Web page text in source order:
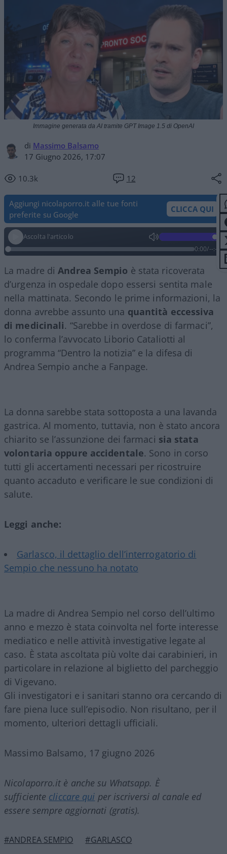
di Massimo Balsamo
17 Giugno 2026, 17:07
10.3k 12
Immagine generata da AI tramite GPT Image 1.5 di OpenAI
Aggiungi nicolaporro.it alle tue fonti
preferite su Google
CLICCA QUI
Ascolta l'articolo
0:00/--:--
La madre diAndrea Sempio è stata ricoverata
d’urgenza in ospedale dopo essersi sentita male
nella mattinata. Secondo le prime informazioni, la
donna avrebbe assunto una quantità eccessiva
di medicinali. “Sarebbe in overdose di farmaci”,
lo conferma l’avvocato Liborio Cataliotti al
programma “Dentro la notizia” e la difesa di
Andrea Sempio anche a Fanpage.
La donna sarebbe stata sottoposta a una lavanda
gastrica. Al momento, tuttavia, non è stato ancora
chiarito se l’assunzione dei farmaci sia stata
volontaria oppure accidentale. Sono in corso
tutti gli accertamenti necessari per ricostruire
quanto accaduto e verificare le sue condizioni di
salute.
Leggi anche:
Garlasco, il dettaglio dell’interrogatorio di
Sempio che nessuno ha notato
La madre di Andrea Sempio nel corso dell’ultimo
anno e mezzo è stata coinvolta nel forte interesse
mediatico e nelle attività investigative legate al
caso. È stata ascoltata più volte dai carabinieri, in
particolare in relazione al biglietto del parcheggio
di Vigevano.
Gli investigatori e i sanitari stanno ora cercando di
fare piena luce sull’episodio. Non risultano, per il
momento, ulteriori dettagli ufficiali.
Massimo Balsamo, 17 giugno 2026
Nicolaporro.it è anche su Whatsapp. È
sufficiente cliccare qui per iscriversi al canale ed
essere sempre aggiornati (gratis).
#ANDREA SEMPIO #GARLASCO